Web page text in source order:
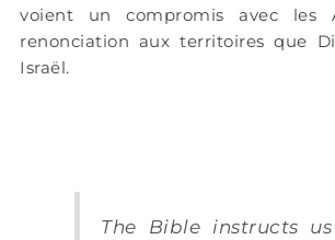
voient un compromis avec les
renonciation aux territoires que
Israël.
The Bible instructs